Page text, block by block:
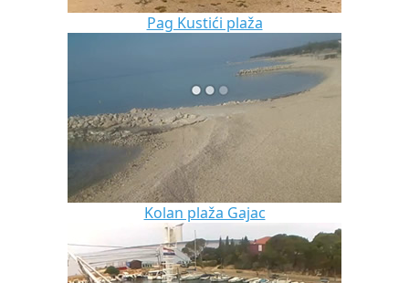
Pag Kustići plaža
Kolan plaža Gajac